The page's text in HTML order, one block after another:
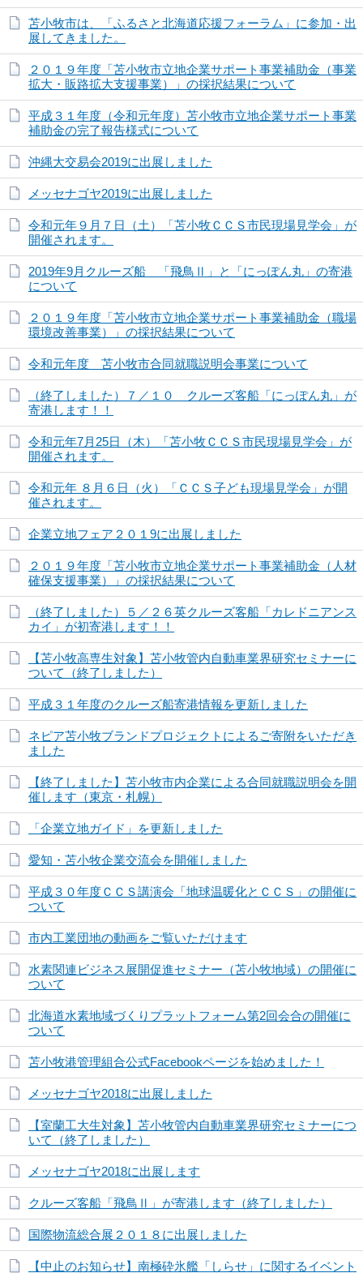
苫小牧市は、「ふるさと北海道応援フォーラム」に参加・出
展してきました。
２０１９年度「苫小牧市立地企業サポート事業補助金（事業
拡大・販路拡大支援事業）」の採択結果について
平成３１年度（令和元年度）苫小牧市立地企業サポート事業
補助金の完了報告様式について
沖縄大交易会2019に出展しました
メッセナゴヤ2019に出展しました
令和元年９月７日（土）「苫小牧ＣＣＳ市民現場見学会」が
開催されます。
2019年9月クルーズ船 「飛鳥Ⅱ」と「にっぽん丸」の寄港
について
２０１９年度「苫小牧市立地企業サポート事業補助金（職場
環境改善事業）」の採択結果について
令和元年度 苫小牧市合同就職説明会事業について
（終了しました）７／１０ クルーズ客船「にっぽん丸」が
寄港します！！
令和元年7月25日（木）「苫小牧ＣＣＳ市民現場見学会」が
開催されます。
令和元年 ８月６日（火）「ＣＣＳ子ども現場見学会」が開
催されます。
企業立地フェア２０１9に出展しました
２０１９年度「苫小牧市立地企業サポート事業補助金（人材
確保支援事業）」の採択結果について
（終了しました）５／２６英クルーズ客船「カレドニアンス
カイ」が初寄港します！！
【苫小牧高専生対象】苫小牧管内自動車業界研究セミナーに
ついて（終了しました）
平成３１年度のクルーズ船寄港情報を更新しました
ネピア苫小牧ブランドプロジェクトによるご寄附をいただき
ました
【終了しました】苫小牧市内企業による合同就職説明会を開
催します（東京・札幌）
「企業立地ガイド」を更新しました
愛知・苫小牧企業交流会を開催しました
平成３０年度ＣＣＳ講演会「地球温暖化とＣＣＳ」の開催に
ついて
市内工業団地の動画をご覧いただけます
水素関連ビジネス展開促進セミナー（苫小牧地域）の開催に
ついて
北海道水素地域づくりプラットフォーム第2回会合の開催に
ついて
苫小牧港管理組合公式Facebookページを始めました！
メッセナゴヤ2018に出展しました
【室蘭工大生対象】苫小牧管内自動車業界研究セミナーにつ
いて（終了しました）
メッセナゴヤ2018に出展します
クルーズ客船「飛鳥Ⅱ」が寄港します（終了しました）
国際物流総合展２０１８に出展しました
【中止のお知らせ】南極砕氷艦「しらせ」に関するイベント